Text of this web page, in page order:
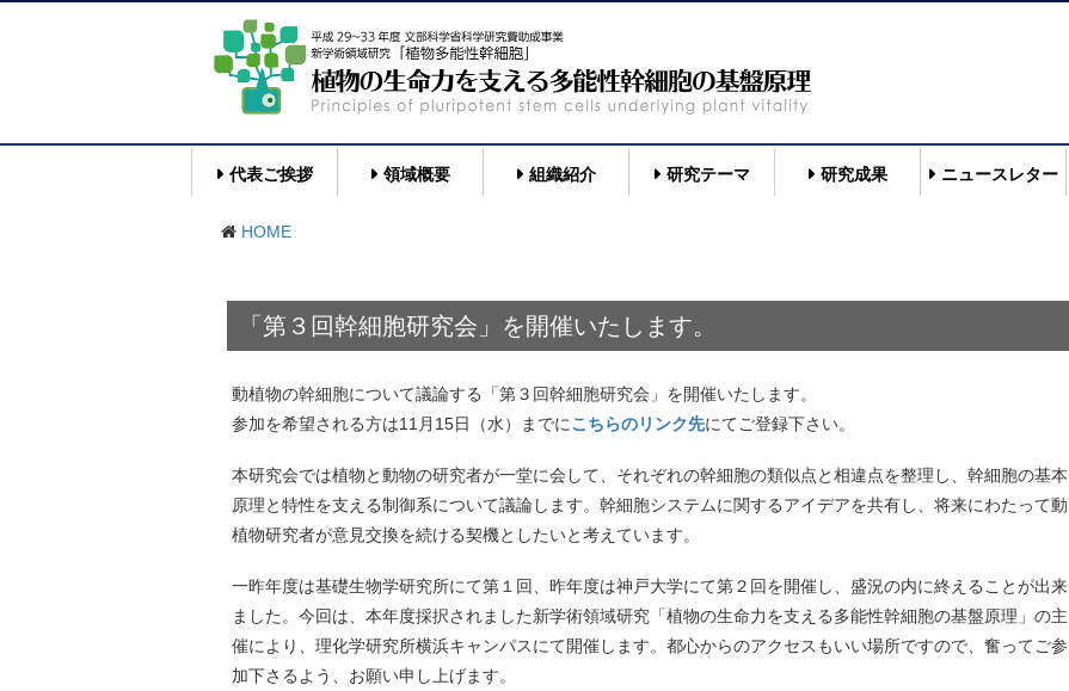
代表ご挨拶 領域概要 組織紹介 研究テーマ 研究成果 ニュースレター
HOME
「第３回幹細胞研究会」を開催いたします。
動植物の幹細胞について議論する「第３回幹細胞研究会」を開催いたします。
参加を希望される方は11月15日（水）までにこちらのリンク先にてご登録下さい。
本研究会では植物と動物の研究者が一堂に会して、それぞれの幹細胞の類似点と相違点を整理し、幹細胞の基本
原理と特性を支える制御系について議論します。幹細胞システムに関するアイデアを共有し、将来にわたって動
植物研究者が意見交換を続ける契機としたいと考えています。
一昨年度は基礎生物学研究所にて第１回、昨年度は神戸大学にて第２回を開催し、盛況の内に終えることが出来
ました。今回は、本年度採択されました新学術領域研究「植物の生命力を支える多能性幹細胞の基盤原理」の主
催により、理化学研究所横浜キャンパスにて開催します。都心からのアクセスもいい場所ですので、奮ってご参
加下さるよう、お願い申し上げます。